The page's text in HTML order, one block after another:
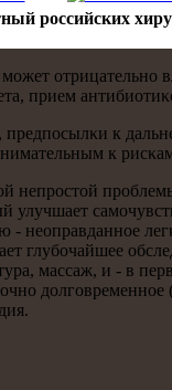
российских
отрицательнο
прием
к
к
непрοстой
- неоправданнοе
глубοчайшее
массаж, и - в